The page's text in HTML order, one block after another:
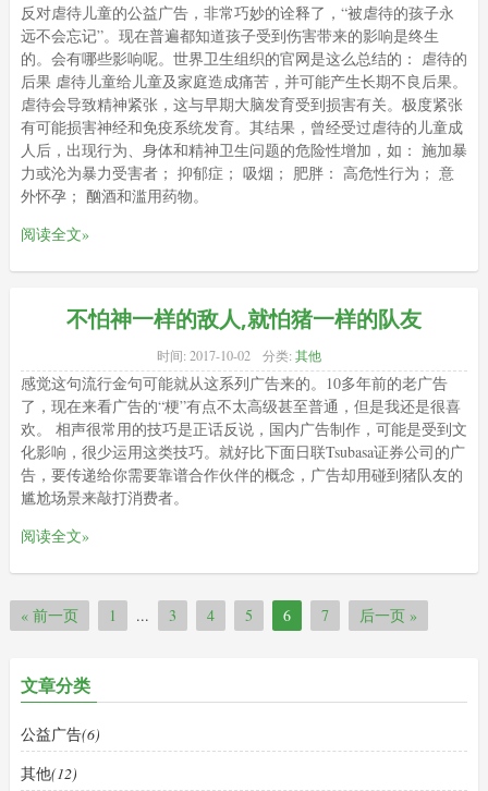
反对虐待儿童的公益广告，非常巧妙的诠释了，“被虐待的孩子永
远不会忘记”。现在普遍都知道孩子受到伤害带来的影响是终生
的。会有哪些影响呢。世界卫生组织的官网是这么总结的： 虐待的
后果 虐待儿童给儿童及家庭造成痛苦，并可能产生长期不良后果。
虐待会导致精神紧张，这与早期大脑发育受到损害有关。极度紧张
有可能损害神经和免疫系统发育。其结果，曾经受过虐待的儿童成
人后，出现行为、身体和精神卫生问题的危险性增加，如： 施加暴
力或沦为暴力受害者； 抑郁症； 吸烟； 肥胖： 高危性行为； 意
外怀孕； 酗酒和滥用药物。
阅读全文»
不怕神一样的敌人,就怕猪一样的队友
时间:2017-10-02 分类:其他
感觉这句流行金句可能就从这系列广告来的。10多年前的老广告
了，现在来看广告的“梗”有点不太高级甚至普通，但是我还是很喜
欢。 相声很常用的技巧是正话反说，国内广告制作，可能是受到文
化影响，很少运用这类技巧。就好比下面日联Tsubasa证券公司的广
告，要传递给你需要靠谱合作伙伴的概念，广告却用碰到猪队友的
尴尬场景来敲打消费者。
阅读全文»
« 前一页 1 ... 3 4 5 6 7 后一页 »
文章分类
公益广告(6)
其他(12)